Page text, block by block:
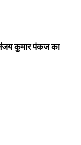
कुमार पंकज का